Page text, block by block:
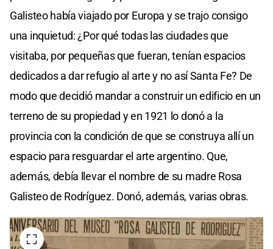
Galisteo había viajado por Europa y se trajo consigo
una inquietud: ¿Por qué todas las ciudades que
visitaba, por pequeñas que fueran, tenían espacios
dedicados a dar refugio al arte y no así Santa Fe? De
modo que decidió mandar a construir un edificio en un
terreno de su propiedad y en 1921 lo donó a la
provincia con la condición de que se construya allí un
espacio para resguardar el arte argentino. Que,
además, debía llevar el nombre de su madre Rosa
Galisteo de Rodríguez. Donó, además, varias obras.